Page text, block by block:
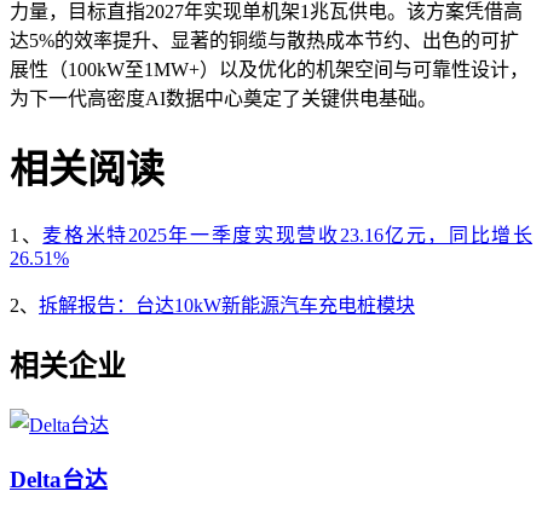
力量，目标直指2027年实现单机架1兆瓦供电。该方案凭借高
达5%的效率提升、显著的铜缆与散热成本节约、出色的可扩
展性（100kW至1MW+）以及优化的机架空间与可靠性设计，
为下一代高密度AI数据中心奠定了关键供电基础。
相关阅读
1、麦格米特2025年一季度实现营收23.16亿元，同比增长
26.51%
2、 拆解报告：台达10kW新能源汽车充电桩模块
相关企业
Delta台达